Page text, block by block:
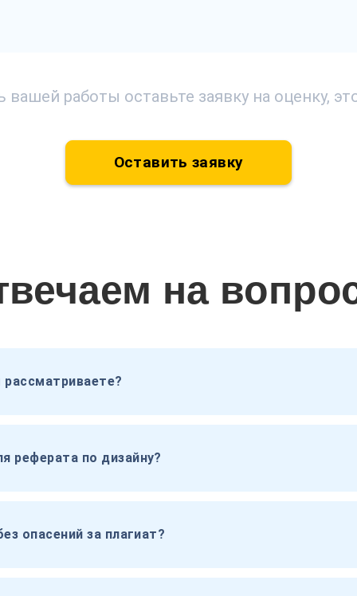
работы оставьте заявку на оценку,
Оставить заявку
на
реферата по дизайну?
опасений за плагиат?